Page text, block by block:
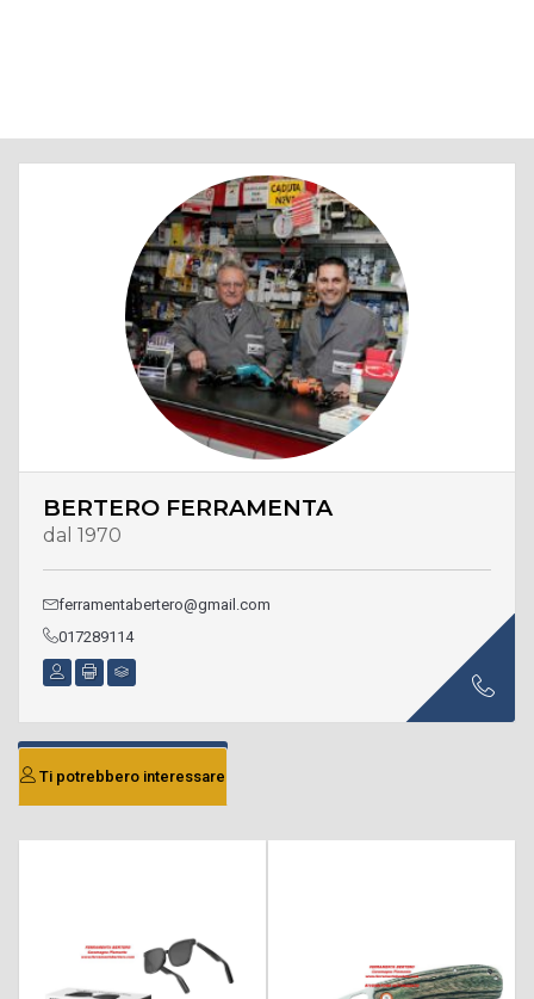
BERTERO FERRAMENTA
dal 1970
ferramentabertero@gmail.com
017289114
Ti potrebbero interessare